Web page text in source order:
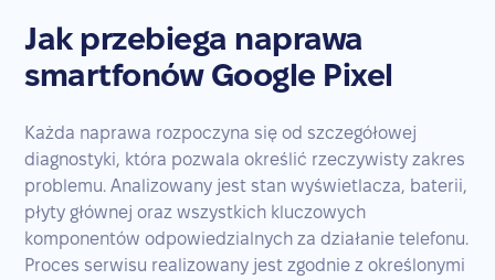
Jak przebiega naprawa
smartfonów Google Pixel
Każda naprawa rozpoczyna się od szczegółowej
diagnostyki, która pozwala określić rzeczywisty zakres
problemu. Analizowany jest stan wyświetlacza, baterii,
płyty głównej oraz wszystkich kluczowych
komponentów odpowiedzialnych za działanie telefonu.
Proces serwisu realizowany jest zgodnie z określonymi